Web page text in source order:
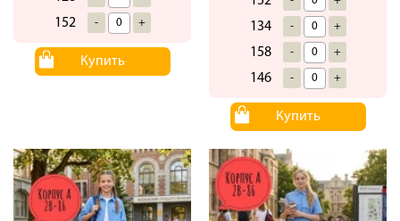
152 - +
Купить
134 - +
158 - +
146 - +
Купить